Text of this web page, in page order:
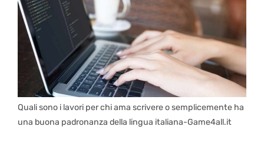
Quali sono i lavori per chi ama scrivere o semplicemente ha
una buona padronanza della lingua italiana-Game4all.it